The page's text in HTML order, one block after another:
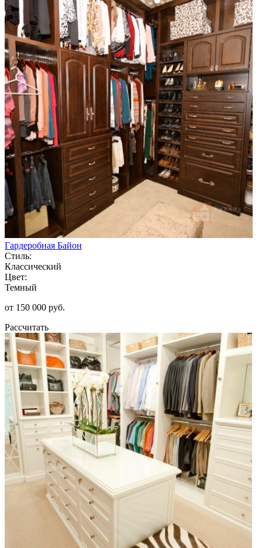
Гардеробная Байон
Стиль:
Классический
Цвет:
Темный
от 150 000 руб.
Рассчитать